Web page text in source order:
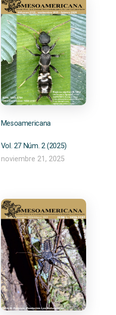
Mesoamericana
Vol. 27 Núm. 2 (2025)
noviembre 21, 2025